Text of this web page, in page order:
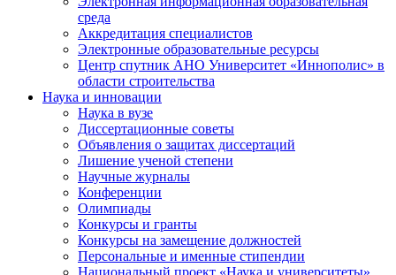
среда
Аккредитация специалистов
Электронные образовательные ресурсы
Центр спутник АНО Университет «Иннополис» в
области строительства
Наука и инновации
Наука в вузе
Диссертационные советы
Объявления о защитах диссертаций
Лишение ученой степени
Научные журналы
Конференции
Олимпиады
Конкурсы и гранты
Конкурсы на замещение должностей
Персональные и именные стипендии
Национальный проект «Наука и университеты»